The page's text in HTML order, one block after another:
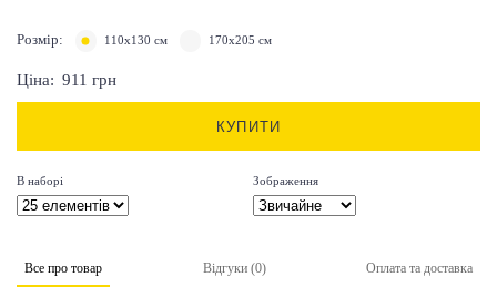
Розмір: 110х130 см 170х205 см
Ціна: 911 грн
КУПИТИ
В наборі Зображення
Все про товар Відгуки (0) Оплата та доставка